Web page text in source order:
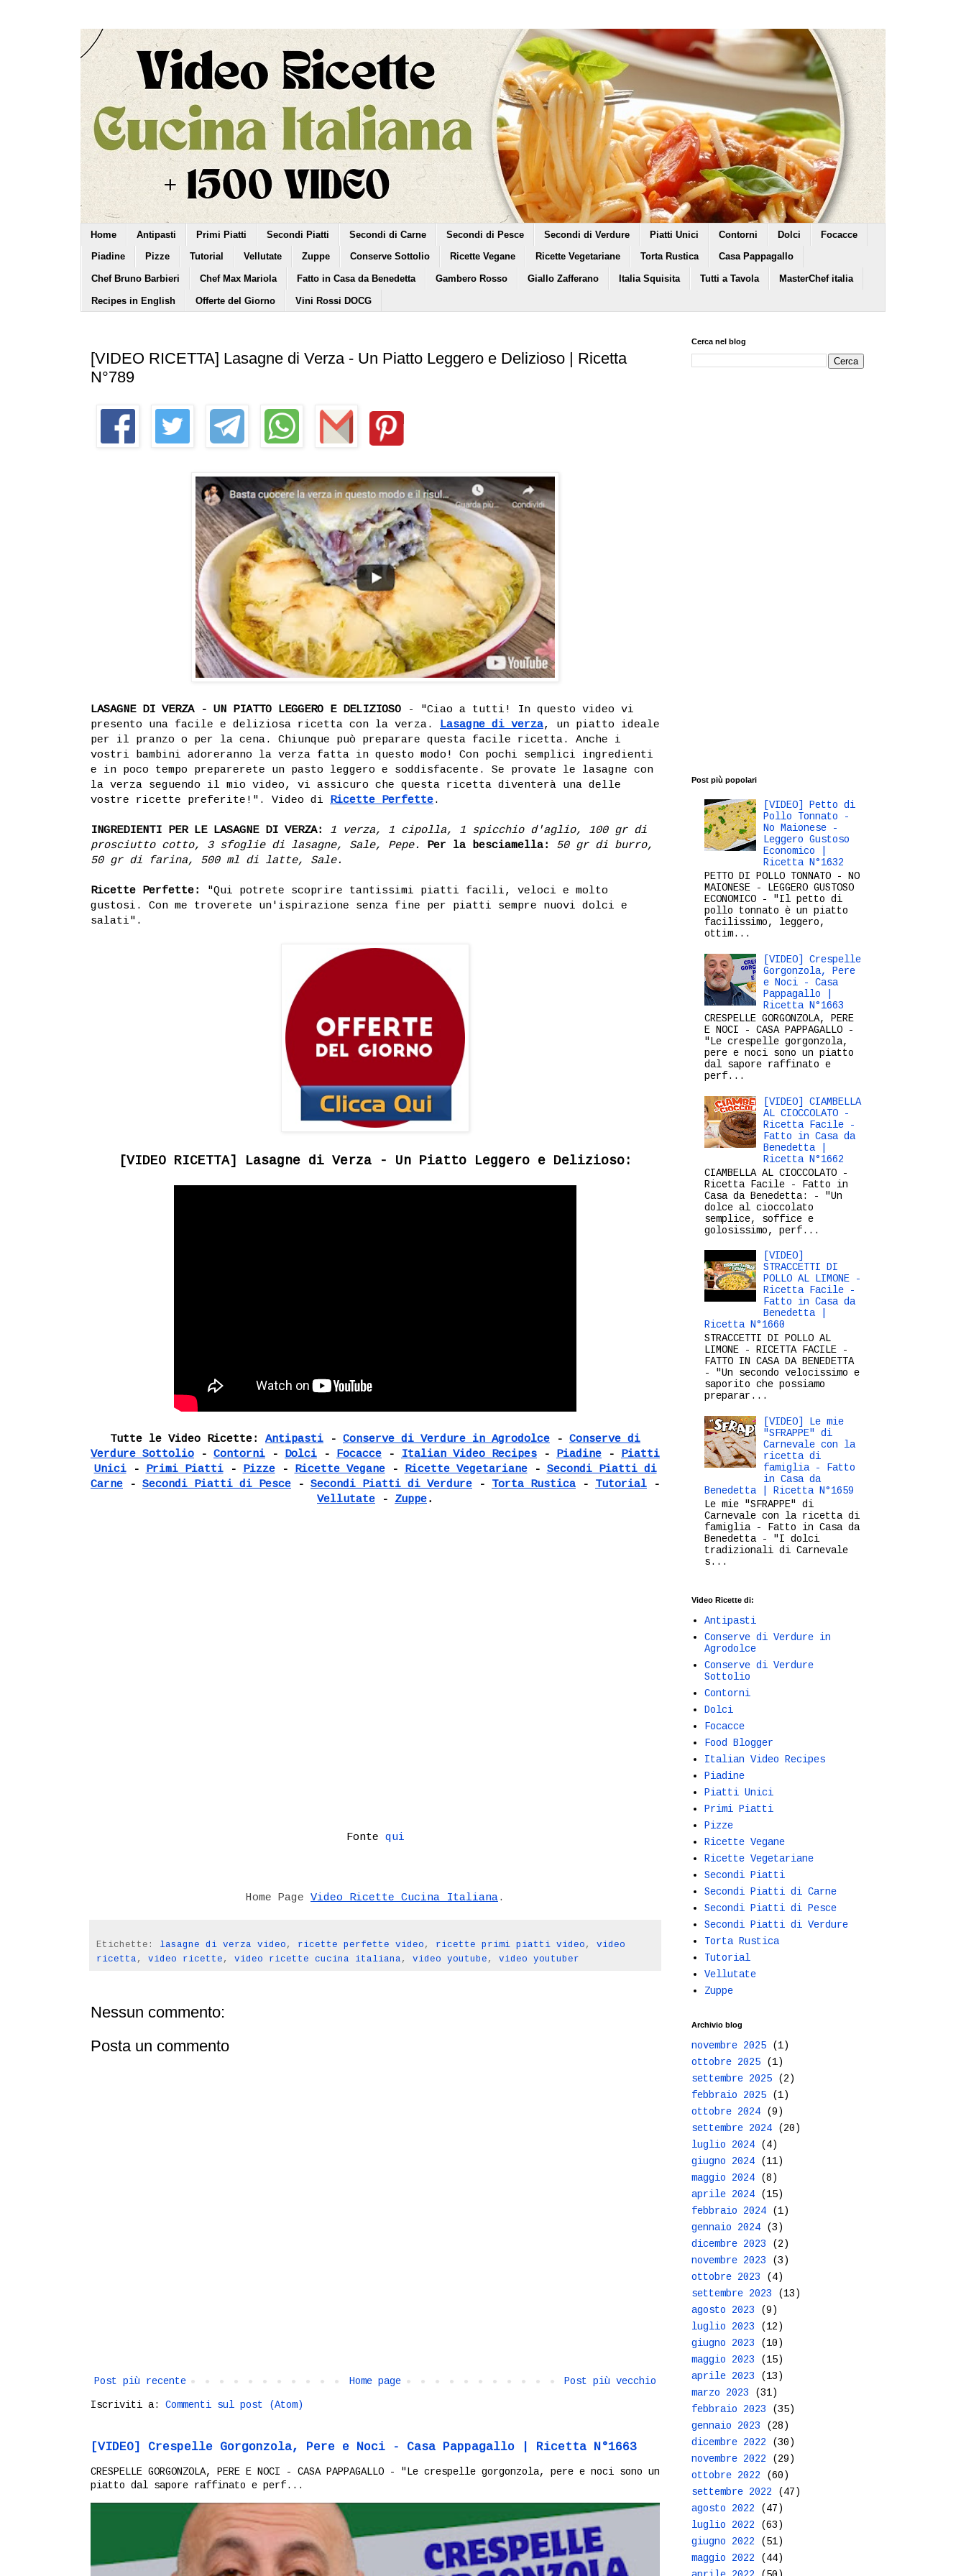
Home Antipasti Primi Piatti Secondi Piatti Secondi di Carne Secondi di Pesce Secondi di Verdure Piatti Unici Contorni Dolci Focacce
Piadine Pizze Tutorial Vellutate Zuppe Conserve Sottolio Ricette Vegane Ricette Vegetariane Torta Rustica Casa Pappagallo
Chef Bruno Barbieri Chef Max Mariola Fatto in Casa da Benedetta Gambero Rosso Giallo Zafferano Italia Squisita Tutti a Tavola MasterChef italia
Recipes in English Offerte del Giorno Vini Rossi DOCG
[VIDEO RICETTA] Lasagne di Verza - Un Piatto Leggero e Delizioso | Ricetta
N°789
LASAGNE DI VERZA - UN PIATTO LEGGERO E DELIZIOSO - "Ciao a tutti! In questo video vi
presento una facile e deliziosa ricetta con la verza. Lasagne di verza, un piatto ideale
per il pranzo o per la cena. Chiunque può preparare questa facile ricetta. Anche i
vostri bambini adoreranno la verza fatta in questo modo! Con pochi semplici ingredienti
e in poco tempo preparerete un pasto leggero e soddisfacente. Se provate le lasagne con
la verza seguendo il mio video, vi assicuro che questa ricetta diventerà una delle
vostre ricette preferite!". Video di Ricette Perfette.
INGREDIENTI PER LE LASAGNE DI VERZA:
1 verza, 1 cipolla, 1 spicchio d'aglio, 100 gr di
prosciutto cotto, 3 sfoglie di lasagne, Sale, Pepe. Per la besciamella:
50 gr di burro,
50 gr di farina, 500 ml di latte, Sale.
Ricette Perfette:
"Qui potrete scoprire tantissimi piatti facili, veloci e molto
gustosi. Con me troverete un'ispirazione senza fine per piatti sempre nuovi dolci e
salati".
[VIDEO RICETTA] Lasagne di Verza - Un Piatto Leggero e Delizioso:
Tutte le Video Ricette: Antipasti - Conserve di Verdure in Agrodolce - Conserve di
Verdure Sottolio - Contorni - Dolci - Focacce - Italian Video Recipes - Piadine - Piatti
Unici- Primi Piatti- Pizze- Ricette Vegane- Ricette Vegetariane- Secondi Piatti di
Carne - Secondi Piatti di Pesce - Secondi Piatti di Verdure - Torta Rustica - Tutorial -
Vellutate - Zuppe.
Fonte qui
Home Page Video Ricette Cucina Italiana.
Etichette: lasagne di verza video , ricette perfette video , ricette primi piatti video , video
ricetta , video ricette , video ricette cucina italiana , video youtube , video youtuber
Nessun commento:
Posta un commento
Post più recente Post più vecchio
Home page
Iscriviti a: Commenti sul post (Atom)
[VIDEO] Crespelle Gorgonzola, Pere e Noci - Casa Pappagallo | Ricetta N°1663
CRESPELLE GORGONZOLA, PERE E NOCI - CASA PAPPAGALLO - "Le crespelle gorgonzola, pere e noci sono un
piatto dal sapore raffinato e perf...
Cerca nel blog
Post più popolari
[VIDEO] Petto di
Pollo Tonnato -
No Maionese -
Leggero Gustoso
Economico |
Ricetta N°1632
PETTO DI POLLO TONNATO - NO
MAIONESE - LEGGERO GUSTOSO
ECONOMICO - "Il petto di
pollo tonnato è un piatto
facilissimo, leggero,
ottim...
[VIDEO] Crespelle
Gorgonzola, Pere
e Noci - Casa
Pappagallo |
Ricetta N°1663
CRESPELLE GORGONZOLA, PERE
E NOCI - CASA PAPPAGALLO -
"Le crespelle gorgonzola,
pere e noci sono un piatto
dal sapore raffinato e
perf...
[VIDEO] CIAMBELLA
AL CIOCCOLATO -
Ricetta Facile -
Fatto in Casa da
Benedetta |
Ricetta N°1662
CIAMBELLA AL CIOCCOLATO -
Ricetta Facile - Fatto in
Casa da Benedetta: - "Un
dolce al cioccolato
semplice, soffice e
golosissimo, perf...
[VIDEO]
STRACCETTI DI
POLLO AL LIMONE -
Ricetta Facile -
Fatto in Casa da
Benedetta |
Ricetta N°1660
STRACCETTI DI POLLO AL
LIMONE - RICETTA FACILE -
FATTO IN CASA DA BENEDETTA
- "Un secondo velocissimo e
saporito che possiamo
preparar...
[VIDEO] Le mie
"SFRAPPE" di
Carnevale con la
ricetta di
famiglia - Fatto
in Casa da
Benedetta | Ricetta N°1659
Le mie "SFRAPPE" di
Carnevale con la ricetta di
famiglia - Fatto in Casa da
Benedetta - "I dolci
tradizionali di Carnevale
s...
Video Ricette di:
Antipasti
Conserve di Verdure in
Agrodolce
Conserve di Verdure
Sottolio
Contorni
Dolci
Focacce
Food Blogger
Italian Video Recipes
Piadine
Piatti Unici
Primi Piatti
Pizze
Ricette Vegane
Ricette Vegetariane
Secondi Piatti
Secondi Piatti di Carne
Secondi Piatti di Pesce
Secondi Piatti di Verdure
Torta Rustica
Tutorial
Vellutate
Zuppe
Archivio blog
novembre 2025 (1)
ottobre 2025 (1)
settembre 2025 (2)
febbraio 2025 (1)
ottobre 2024 (9)
settembre 2024 (20)
luglio 2024 (4)
giugno 2024 (11)
maggio 2024 (8)
aprile 2024 (15)
febbraio 2024 (1)
gennaio 2024 (3)
dicembre 2023 (2)
novembre 2023 (3)
ottobre 2023 (4)
settembre 2023 (13)
agosto 2023 (9)
luglio 2023 (12)
giugno 2023 (10)
maggio 2023 (15)
aprile 2023 (13)
marzo 2023 (31)
febbraio 2023 (35)
gennaio 2023 (28)
dicembre 2022 (30)
novembre 2022 (29)
ottobre 2022 (60)
settembre 2022 (47)
agosto 2022 (47)
luglio 2022 (63)
giugno 2022 (51)
maggio 2022 (44)